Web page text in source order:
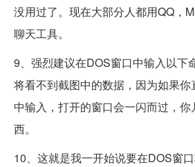
没用过了。现在大部分人都用QQ，
聊天工具。
9、强烈建议在DOS窗口中输入以下
将看不到截图中的数据，因为如果你
中输入，打开的窗口会一闪而过，
西。
10、这就是我一开始说要在DOS窗口